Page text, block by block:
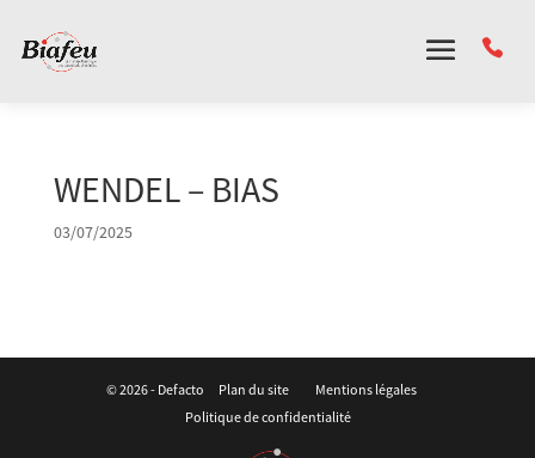
WENDEL – BIAS
03/07/2025
© 2026 - Defacto Plan du site
Mentions légales
Politique de confidentialité